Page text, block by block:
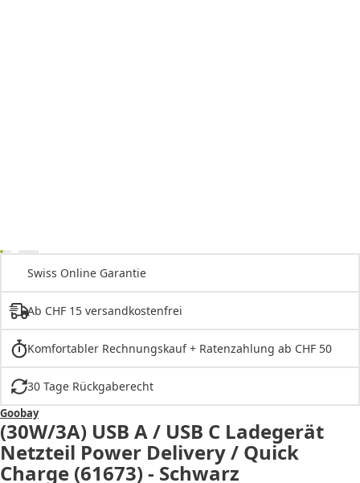
Swiss Online Garantie
Ab CHF 15 versandkostenfrei
Komfortabler Rechnungskauf + Ratenzahlung ab CHF 50
30 Tage Rückgaberecht
Goobay
(30W/3A) USB A / USB C Ladegerät
Netzteil Power Delivery / Quick
Charge (61673) - Schwarz